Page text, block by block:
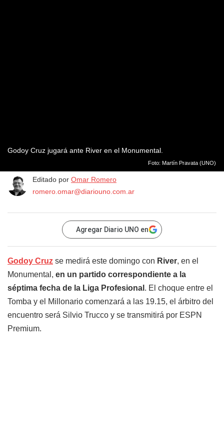
Godoy Cruz jugará ante River en el Monumental.
Foto: Martín Pravata (UNO)
Editado por Omar Romero
romero.omar@diariouno.com.ar
Agregar Diario UNO en
Godoy Cruz se medirá este domingo con River, en el
Monumental, en un partido correspondiente a la
séptima fecha de la Liga Profesional . El choque entre el
Tomba y el Millonario comenzará a las 19.15, el árbitro del
encuentro será Silvio Trucco y se transmitirá por ESPN
Premium.